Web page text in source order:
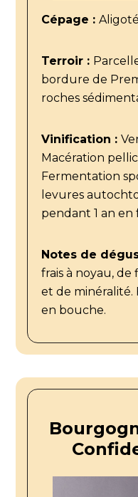
Cépage :
Terroir :
bordure de
roches
Vinification :
Macération
Fermentation
levures
pendant 1 an en
Notes de
frais à noyau, de
et de minéralité.
en bouche.